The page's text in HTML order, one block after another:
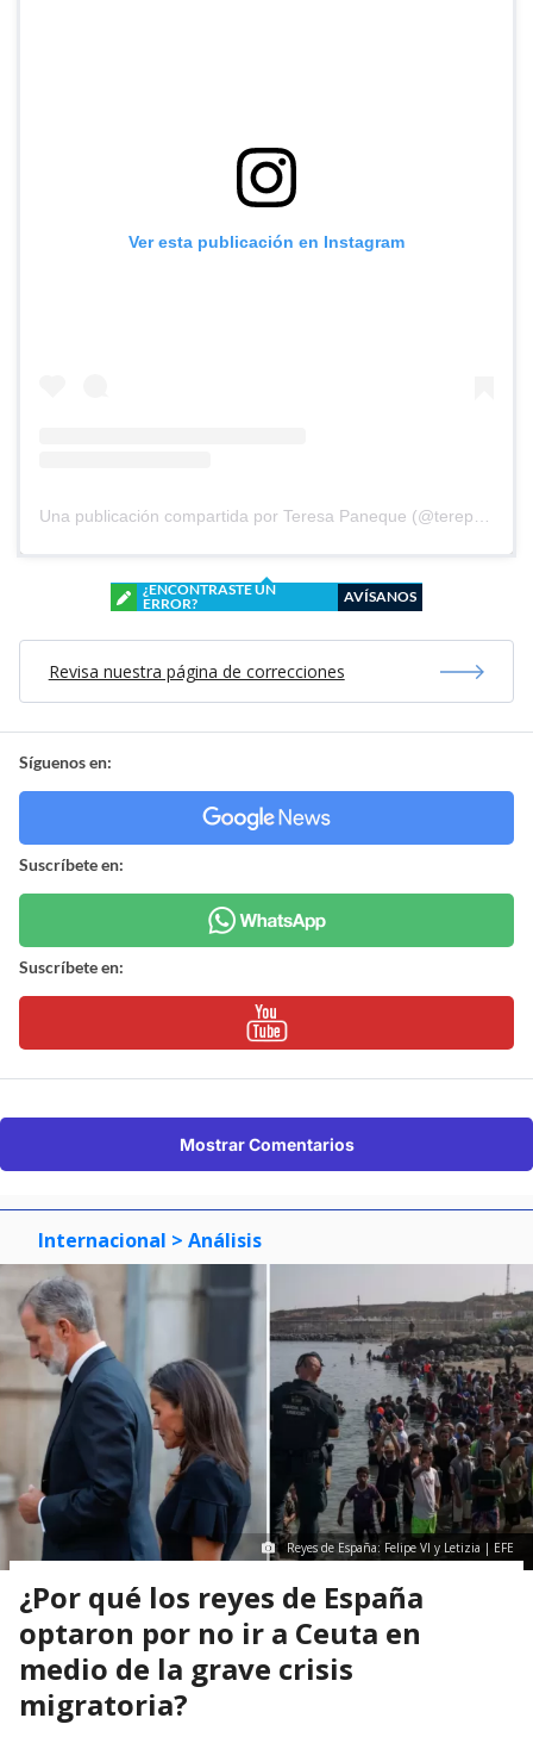
Ver esta publicación en Instagram
Una publicación compartida por Teresa Paneque (@terepaneque)
¿ENCONTRASTE UN
ERROR?
AVÍSANOS
Revisa nuestra página de correcciones
Síguenos en:
Suscríbete en:
Suscríbete en:
Mostrar Comentarios
Internacional > Análisis
Reyes de España: Felipe VI y Letizia | EFE
¿Por qué los reyes de España
optaron por no ir a Ceuta en
medio de la grave crisis
migratoria?